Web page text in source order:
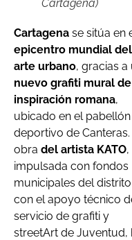
Cartagena)
Cartagena se sitúa en
epicentro mundial del
arte urbano, gracias a
nuevo grafiti mural de
inspiración romana,
ubicado en el pabellón
deportivo de Canteras.
obra del artista KATO,
impulsada con fondos
municipales del distrito
con el apoyo técnico
servicio de grafiti y
streetArt de Juventud,